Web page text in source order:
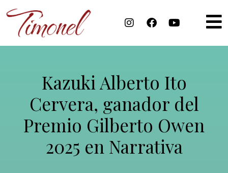
Kazuki Alberto Ito
Cervera, ganador del
Premio Gilberto Owen
2025 en Narrativa